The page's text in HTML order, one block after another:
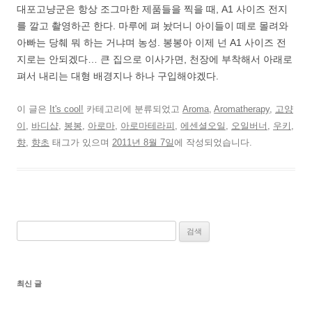
대포고냥군은 항상 조그마한 제품들을 찍을 때, A1 사이즈 전지
를 깔고 촬영하곤 한다. 마루에 펴 놨더니 아이들이 떼로 몰려와
아빠는 당췌 뭐 하는 거냐며 농성. 봉봉아 이제 넌 A1 사이즈 전
지로는 안되겠다… 큰 집으로 이사가면, 천장에 부착해서 아래로
펴서 내리는 대형 배경지나 하나 구입해야겠다.
이 글은 It's cool! 카테고리에 분류되었고 Aroma Aromatherapy, 고양
이
바디샵 봉봉 아로마 아로마테라피 에센셜오일 오일버너 우키
향 향초 태그가 있으며 2011년 8월 7일에 작성되었습니다.
색:
최신 글